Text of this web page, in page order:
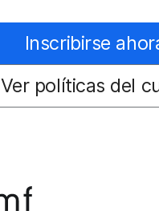
Inscribirse
Ver políticas del